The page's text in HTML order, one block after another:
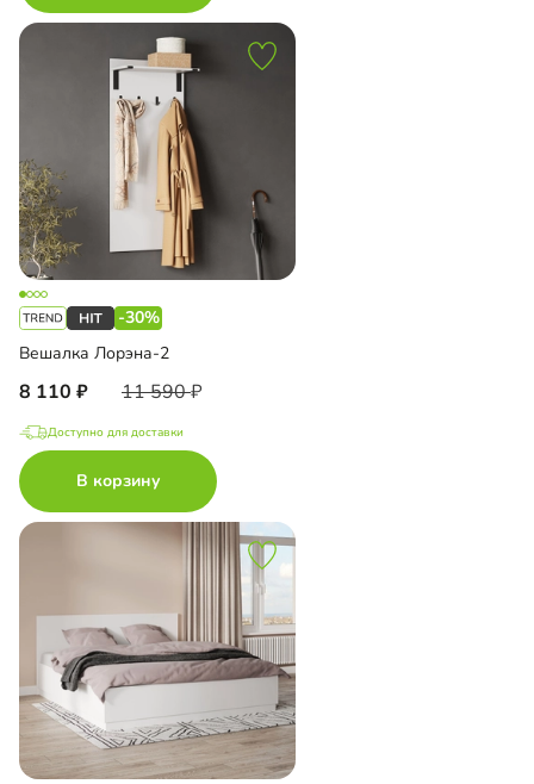
-30%
Вешалка Лорэна-2
8 110 11 590
Доступно для доставки
В корзину